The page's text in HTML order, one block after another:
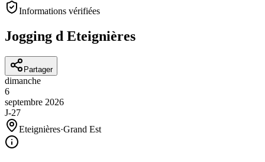
Informations vérifiées
Jogging d Eteignières
Partager
dimanche
6
septembre 2026
J-27
Eteignières·Grand Est